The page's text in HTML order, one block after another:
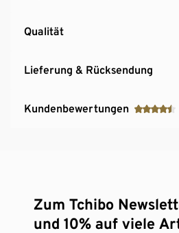
Qualität
Lieferung & Rücksendung
Kundenbewertungen
Zum Tchibo
und 10% auf viele